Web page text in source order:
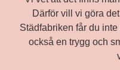
Därför vill vi göra
Städfabriken får du
också en trygg och